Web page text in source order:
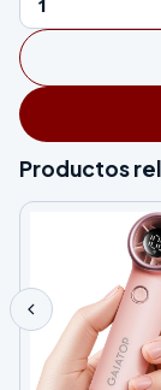
Productos